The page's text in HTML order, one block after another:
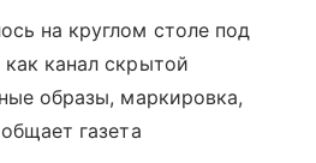
на круглом столе под
канал скрытой
образы, маркировка,
газета